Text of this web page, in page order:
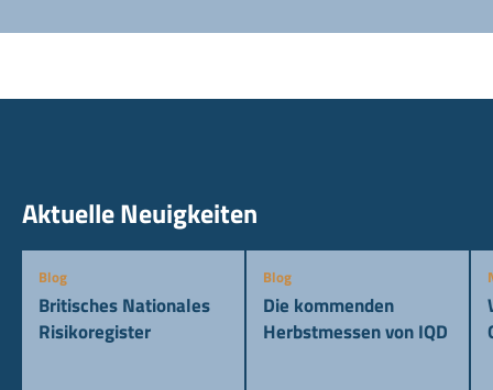
Aktuelle Neuigkeiten
Blog
Britisches Nationales
Risikoregister
Blog
Die kommenden
Herbstmessen von IQD